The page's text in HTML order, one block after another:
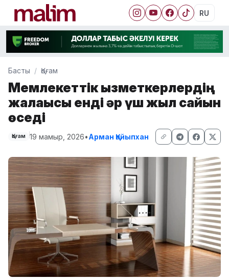
RU
Басты Қоғам
Мемлекеттік қызметкерлердің
жалақысы енді әр үш жыл сайын
өседі
Қоғам 19 мамыр, 2026•Арман Қайыпхан